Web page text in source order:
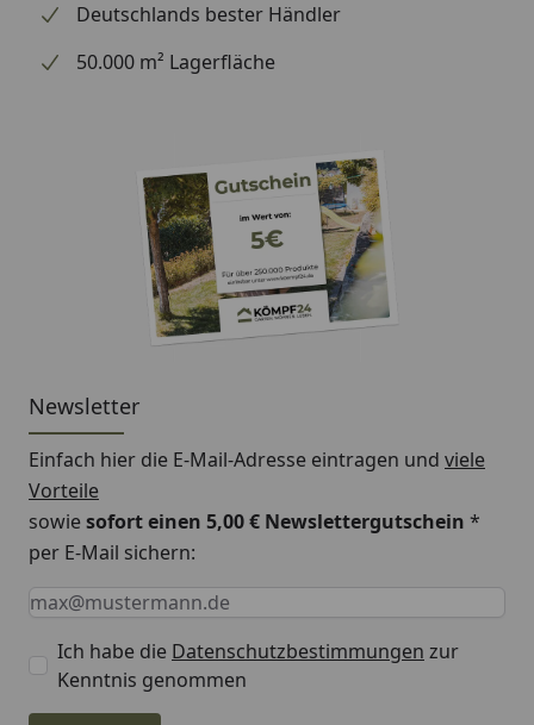
Deutschlands bester Händler
50.000 m² Lagerfläche
Newsletter
Einfach hier die E-Mail-Adresse eintragen und viele
Vorteile
sowiesofort einen 5,00 € Newslettergutschein *
per E-Mail sichern:
Keine Eingabe erforderlich
Eingabe erforderlich
E-Mail *
Ich habe die Datenschutzbestimmungen zur
Kenntnis genommen